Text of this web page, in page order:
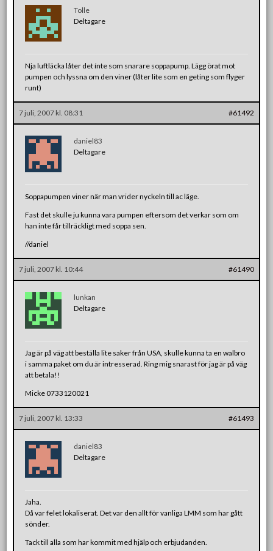
Tolle
Deltagare
Nja luftläcka låter det ínte som snarare soppapump. Lägg örat mot
pumpen och lyssna om den viner (låter lite som en geting som flyger
runt)
7 juli, 2007 kl. 08:31 #61492
daniel83
Deltagare
Soppapumpen viner när man vrider nyckeln till ac läge.
Fast det skulle ju kunna vara pumpen eftersom det verkar som om
han inte får tillräckligt med soppa sen.
//daniel
7 juli, 2007 kl. 10:44 #61490
lunkan
Deltagare
Jag är på väg att beställa lite saker från USA, skulle kunna ta en walbro
i samma paket om du är intresserad. Ring mig snarast för jag är på väg
att betala!!
Micke 0733120021
7 juli, 2007 kl. 13:33 #61493
daniel83
Deltagare
Jaha.
Då var felet lokaliserat. Det var den allt för vanliga LMM som har gått
sönder.
Tack till alla som har kommit med hjälp och erbjudanden.